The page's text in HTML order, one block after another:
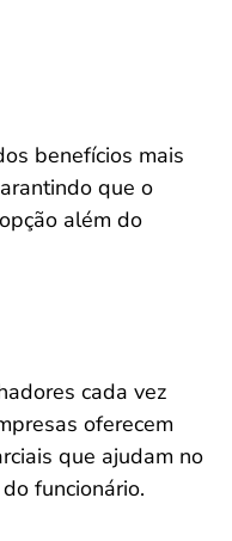
benefícios mais
que o
além do
cada vez
oferecem
que ajudam no
funcionário.